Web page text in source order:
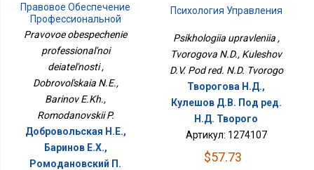
Правовое Обеспечение
Профессиональной
Деятельности
Pravovoe obespechenie
professional'noi
deiatel'nosti ,
Dobrovol'skaia N.E.,
Barinov E.Kh.,
Romodanovskii P.
Добровольская Н.Е.,
Баринов Е.Х.,
Ромодановский П.
Психология Управления
Psikhologiia upravleniia ,
Tvorogova N.D., Kuleshov
D.V. Pod red. N.D. Tvorogo
Творогова Н.Д.,
Кулешов Д.В. Под ред.
Н.Д. Творого
Артикул: 1274107
$57.73